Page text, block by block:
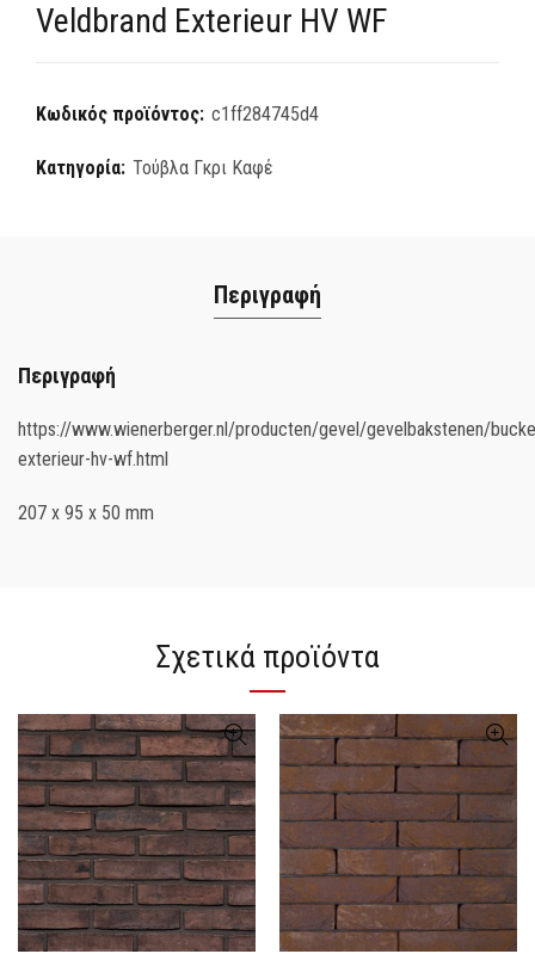
Veldbrand Exterieur HV WF
Κωδικός προϊόντος: c1ff284745d4
Κατηγορία: Τούβλα Γκρι Καφέ
Περιγραφή
Περιγραφή
https://www.wienerberger.nl/producten/gevel/gevelbakstenen/
exterieur-hv-wf.html
207 x 95 x 50 mm
Σχετικά προϊόντα